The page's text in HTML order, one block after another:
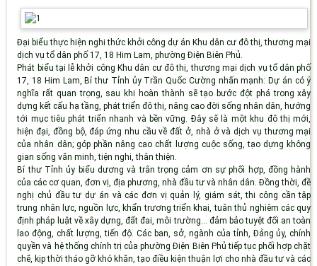
Đại biểu thực hiện nghi thức khởi công dự án Khu dân cư đô thị, thương mại
dịch vụ tổ dân phố 17, 18 Him Lam, phường Điện Biên Phủ.
Phát biểu tại lễ khởi công Khu dân cư đô thị, thương mại dịch vụ tổ dân phố
17, 18 Him Lam, Bí thư Tỉnh ủy Trần Quốc Cường nhấn mạnh: Dự án có ý
nghĩa rất quan trọng, sau khi hoàn thành sẽ tạo bước đột phá trong xây
dựng kết cấu hạ tầng, phát triển đô thị, nâng cao đời sống nhân dân, hướng
tới mục tiêu phát triển nhanh và bền vững. Đây sẽ là một khu đô thị mới,
hiện đại, đồng bộ, đáp ứng nhu cầu về đất ở, nhà ở và dịch vụ thương mại
của nhân dân; góp phần nâng cao chất lượng cuộc sống, tạo dựng không
gian sống văn minh, tiện nghi, thân thiện.
Bí thư Tỉnh ủy biểu dương và trân trọng cảm ơn sự phối hợp, đồng hành
của các cơ quan, đơn vị, địa phương, nhà đầu tư và nhân dân. Đồng thời, đề
nghị chủ đầu tư dự án và các đơn vị quản lý, giám sát, thi công cần tập
trung nhân lực, nguồn lực, khẩn trương triển khai, tuân thủ nghiêm các quy
định pháp luật về xây dựng, đất đai, môi trường... đảm bảo tuyệt đối an toàn
lao động, chất lượng, tiến độ. Các ban, sở, ngành của tỉnh, Đảng ủy, chính
quyền và hệ thống chính trị của phường Điện Biên Phủ tiếp tục phối hợp chặt
chẽ, kịp thời tháo gỡ khó khăn, tạo điều kiện thuận lợi cho nhà đầu tư và các